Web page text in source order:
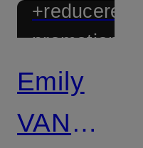
+reducere
Emily
VAN